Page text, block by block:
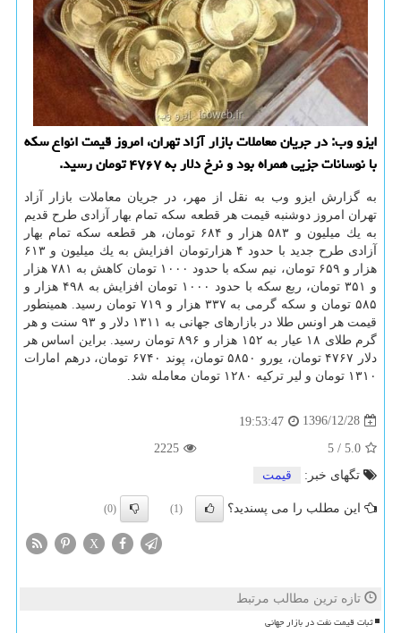
ایزو وب: در جریان معاملات بازار آزاد تهران، امروز قیمت انواع سكه
با نوسانات جزیی همراه بود و نرخ دلار به ۴۷۶۷ تومان رسید.
به گزارش ایزو وب به نقل از مهر، در جریان معاملات بازار آزاد
تهران امروز دوشنبه قیمت هر قطعه سكه تمام بهار آزادی طرح قدیم
به یك میلیون و ۵۸۳ هزار و ۶۸۴ تومان، هر قطعه سكه تمام بهار
آزادی طرح جدید با حدود ۴ هزارتومان افزایش به یك میلیون و ۶۱۳
هزار و ۶۵۹ تومان، نیم سكه با حدود ۱۰۰۰ تومان كاهش به ۷۸۱ هزار
و ۳۵۱ تومان، ربع سكه با حدود ۱۰۰۰ تومان افزایش به ۴۹۸ هزار و
۵۸۵ تومان و سكه گرمی به ۳۳۷ هزار و ۷۱۹ تومان رسید. همینطور
قیمت هر اونس طلا در بازارهای جهانی به ۱۳۱۱ دلار و ۹۳ سنت و هر
گرم طلای ۱۸ عیار به ۱۵۲ هزار و ۸۹۶ تومان رسید. براین اساس هر
دلار ۴۷۶۷ تومان، یورو ۵۸۵۰ تومان، پوند ۶۷۴۰ تومان، درهم امارات
۱۳۱۰ تومان و لیر تركیه ۱۲۸۰ تومان معامله شد.
1396/12/28
19:53:47
5.0
/
5
2225
تگهای خبر:
قیمت
این مطلب را می پسندید؟ (1)
(0)
X
تازه ترین مطالب مرتبط
ثبات قیمت نفت در بازار جهانی